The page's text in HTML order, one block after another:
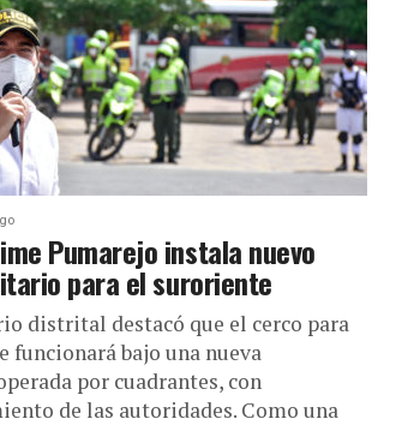
Pumarejo instala nuevo
para el suroriente
distrital destacó que el cerco para
funcionará bajo una nueva
por cuadrantes, con
de las autoridades. Como una